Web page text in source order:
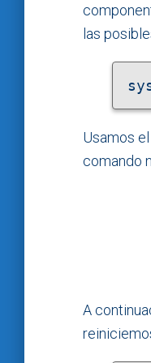
las
Usamos
comando
A